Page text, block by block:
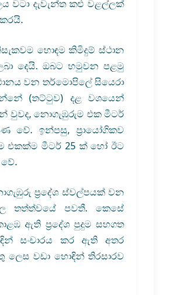
වටා දැවැන්ත කළු වළල්ලක්
හොඳම කිමිදුම් ස්ථාන
දෙයි. ඔබට හමුවන පළමු
වන තර්මොපිලේ සියෙරා
(තට්ටුව) දළ වශයෙන්
වුවද, නොගැඹුරුම එක මීටර්
වේ. ඉන්පසු, ප්‍රායෝගිකව
එකක්ම මීටර් 25 ක් හෝ ඊට
ප්‍රදේශ ස්වල්පයක් වන
තත්ත්වයේ පවතී. කෙසේ
ඇති ප්‍රදේශ පුදුම සහගත
සංචාරය කර ඇති අතර
ලෙස වඩා හොඳින් තිරසාරව